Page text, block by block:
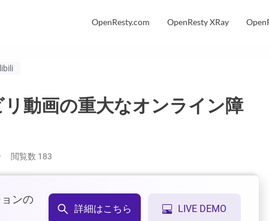
OpenResty.com OpenResty XRay
リ動画の重大なオンライン障
閲覧数 183
ンの
詳細はこちら LIVE DEMO